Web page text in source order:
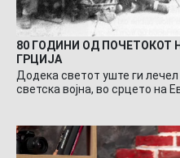
80 ГОДИНИ ОД ПОЧЕТОКОТ
ГРЦИЈА
Додека светот уште ги
светска војна, во срцето на